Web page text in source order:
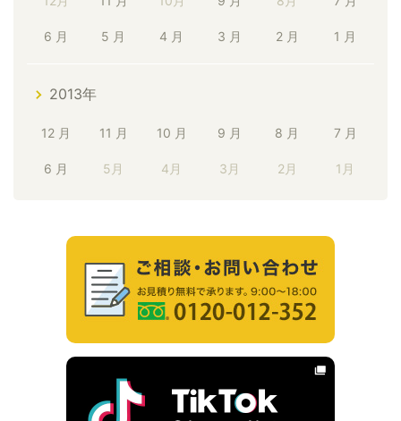
6 月 5 月 4 月 3 月 2 月 1 月
2013年
12 月 11 月 10 月 9 月 8 月 7 月
6 月 5月 4月 3月 2月 1月